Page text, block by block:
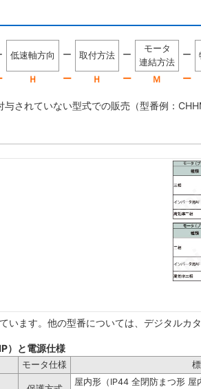
低速軸方向 ー 取付方法 ー
モータ
連結方法
ー
Ｈ ー Ｈ ー Ｍ ー
与されていない型式での販売（型番例：
います。他の型番については、デジタルカ
）と電源仕様
モータ仕様
屋内形（IP44 全閉防まつ形 屋